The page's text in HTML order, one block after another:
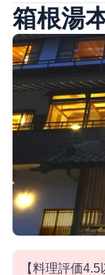
箱根湯
【料理評価